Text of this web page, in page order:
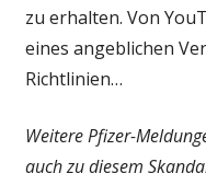
zu erhalten. Von
eines angeblichen
Richtlinien…
Weitere Pfizer-
auch zu diesem